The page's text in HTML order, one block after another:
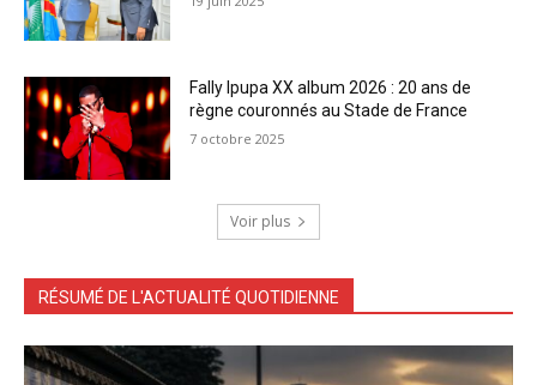
Fally Ipupa XX album 2026 : 20 ans de
règne couronnés au Stade de France
7 octobre 2025
Voir plus
RÉSUMÉ DE L'ACTUALITÉ QUOTIDIENNE